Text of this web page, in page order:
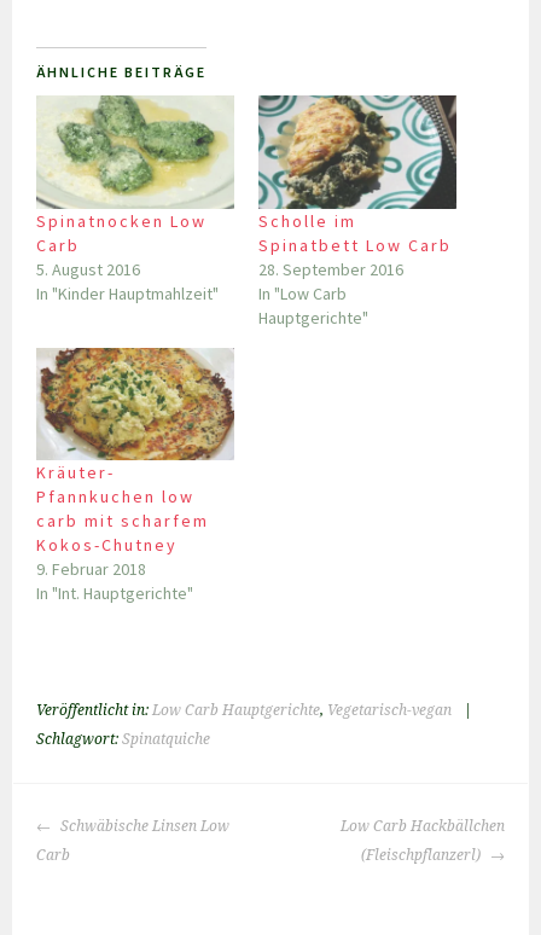
ÄHNLICHE BEITRÄGE
Spinatnocken Low
Carb
5. August 2016
In "Kinder Hauptmahlzeit"
Scholle im
Spinatbett Low Carb
28. September 2016
In "Low Carb
Hauptgerichte"
Kräuter-
Pfannkuchen low
carb mit scharfem
Kokos-Chutney
9. Februar 2018
In "Int. Hauptgerichte"
Veröffentlicht in:Low Carb Hauptgerichte, Vegetarisch-vegan
Schlagwort:Spinatquiche
BEITRAGS-
NAVIGATION
Schwäbische Linsen Low
Carb
Low Carb Hackbällchen
(Fleischpflanzerl)